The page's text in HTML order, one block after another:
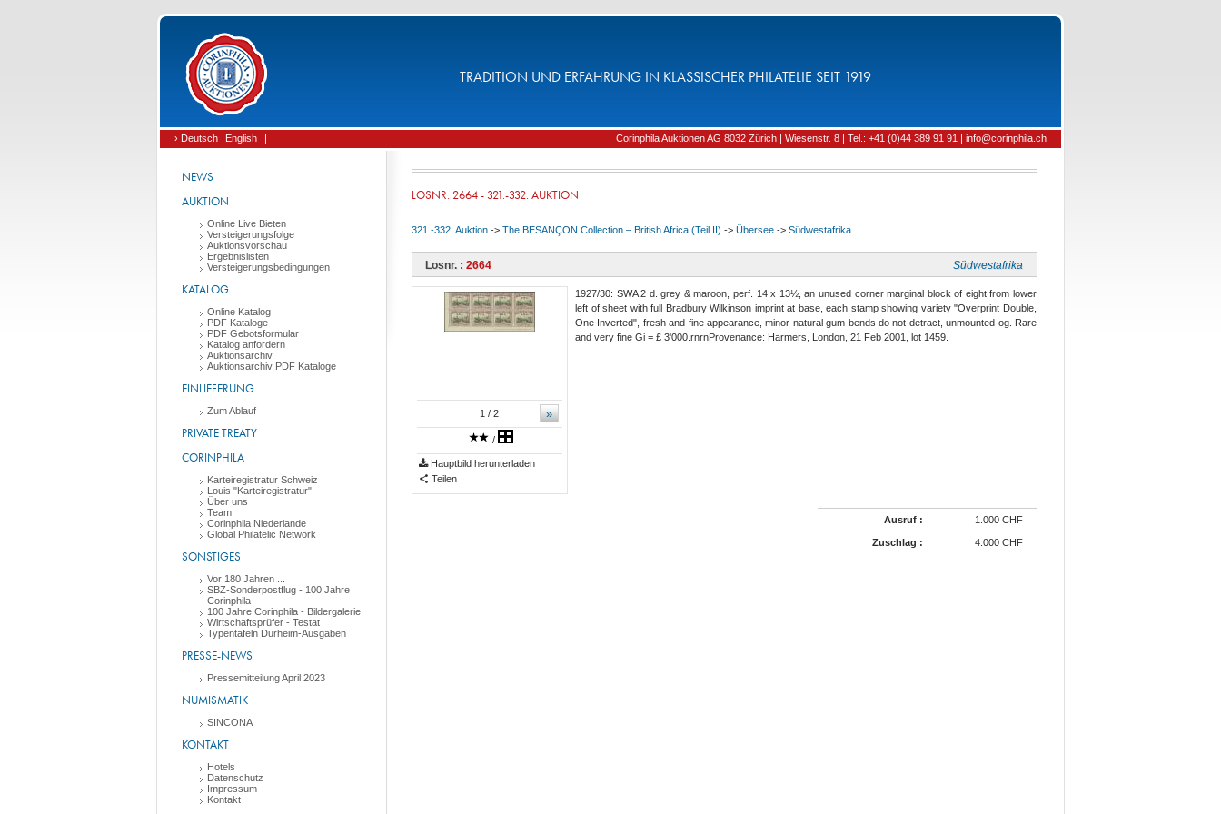
TRADITION UND ERFAHRUNG IN KLASSISCHER PHILATELIE SEIT 1919
› Deutsch English | Corinphila Auktionen AG 8032 Zürich | Wiesenstr. 8 | Tel.: +41 (0)44 389 91 91 | info@corinphila.ch
NEWS
AUKTION
Online Live Bieten
Versteigerungsfolge
Auktionsvorschau
Ergebnislisten
Versteigerungsbedingungen
KATALOG
Online Katalog
PDF Kataloge
PDF Gebotsformular
Katalog anfordern
Auktionsarchiv
Auktionsarchiv PDF Kataloge
EINLIEFERUNG
Zum Ablauf
PRIVATE TREATY
CORINPHILA
Karteiregistratur Schweiz
Louis "Karteiregistratur"
Über uns
Team
Corinphila Niederlande
Global Philatelic Network
SONSTIGES
Vor 180 Jahren ...
SBZ-Sonderpostflug - 100 Jahre
Corinphila
100 Jahre Corinphila - Bildergalerie
Wirtschaftsprüfer - Testat
Typentafeln Durheim-Ausgaben
PRESSE-NEWS
Pressemitteilung April 2023
NUMISMATIK
SINCONA
KONTAKT
Hotels
Datenschutz
Impressum
Kontakt
LOSNR. 2664 - 321.-332. AUKTION
321.-332. Auktion -> The BESANÇON Collection – British Africa (Teil II) -> Übersee -> Südwestafrika
Losnr. : 2664 Südwestafrika
»
1 / 2
/
Hauptbild herunterladen
Teilen
1927/30: SWA 2 d. grey & maroon, perf. 14 x 13½, an unused corner marginal block of eight from lower
left of sheet with full Bradbury Wilkinson imprint at base, each stamp showing variety "Overprint Double,
One Inverted", fresh and fine appearance, minor natural gum bends do not detract, unmounted og. Rare
and very fine Gi = £ 3'000.rnrnProvenance: Harmers, London, 21 Feb 2001, lot 1459.
Ausruf : 1.000 CHF
Zuschlag : 4.000 CHF